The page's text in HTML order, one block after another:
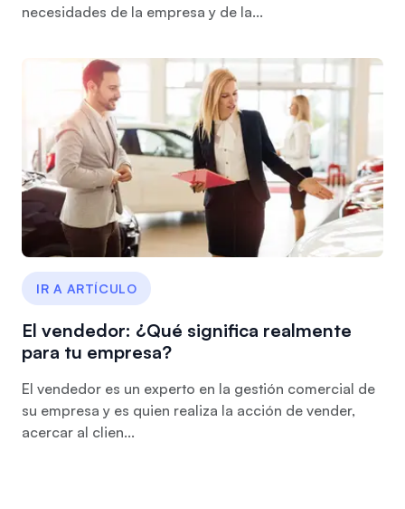
necesidades de la empresa y de la...
IR A ARTÍCULO
El vendedor: ¿Qué significa realmente
para tu empresa?
El vendedor es un experto en la gestión comercial de
su empresa y es quien realiza la acción de vender,
acercar al clien...